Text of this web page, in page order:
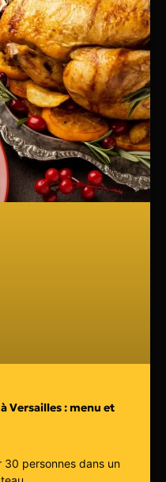
Versailles : menu et
30 personnes dans un